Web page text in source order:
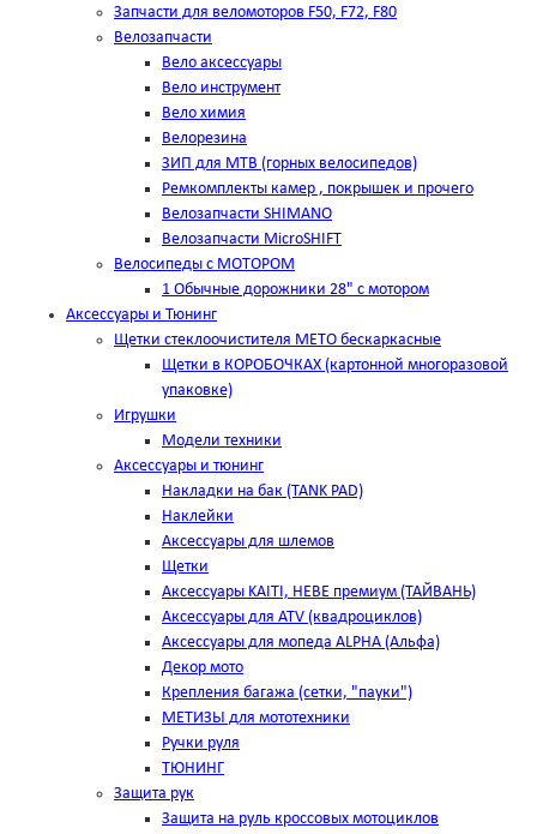
Запчасти для веломоторов F50, F72, F80
Велозапчасти
Вело аксессуары
Вело инструмент
Вело химия
Велорезина
ЗИП для MTB (горных велосипедов)
Ремкомплекты камер , покрышек и прочего
Велозапчасти SHIMANO
Велозапчасти MicroSHIFT
Велосипеды с МОТОРОМ
1 Обычные дорожники 28" с мотором
Аксессуары и Тюнинг
Щетки стеклоочистителя METO бескаркасные
Щетки в КОРОБОЧКАХ (картонной многоразовой
упаковке)
Игрушки
Модели техники
Аксессуары и тюнинг
Накладки на бак (TANK PAD)
Наклейки
Аксессуары для шлемов
Щетки
Аксессуары KAITI, HEBE премиум (ТАЙВАНЬ)
Аксессуары для ATV (квадроциклов)
Аксессуары для мопеда ALPHA (Альфа)
Декор мото
Крепления багажа (сетки, "пауки")
МЕТИЗЫ для мототехники
Ручки руля
ТЮНИНГ
Защита рук
Защита на руль кроссовых мотоциклов